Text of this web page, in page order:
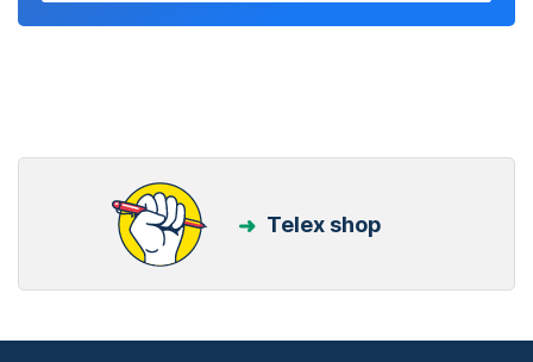
Telex shop